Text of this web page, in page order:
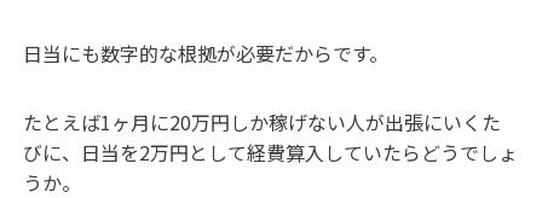
日当にも数字的な根拠が必要だからです。
たとえば1ヶ月に20万円しか稼げない人が出張にいくた
びに、日当を2万円として経費算入していたらどうでしょ
うか。